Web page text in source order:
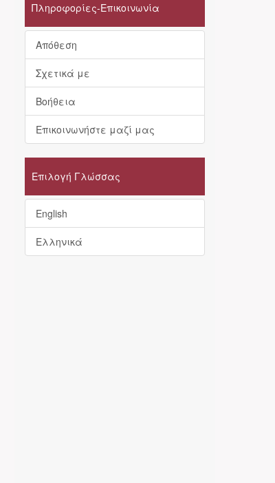
Πληροφορίες-Επικοινωνία
Απόθεση
Σχετικά με
Βοήθεια
Επικοινωνήστε μαζί μας
Επιλογή Γλώσσας
English
Ελληνικά